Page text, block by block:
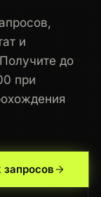
и
до
при
запросов